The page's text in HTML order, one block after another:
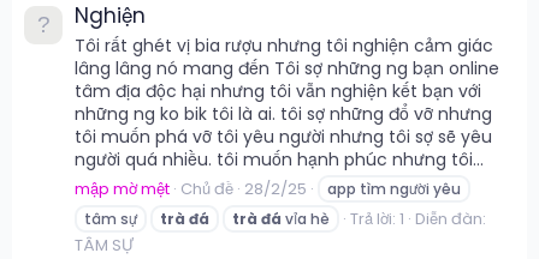
Nghiện
Tôi rất ghét vị bia rượu nhưng tôi nghiện cảm giác
lâng lâng nó mang đến Tôi sợ những ng bạn online
tâm địa độc hại nhưng tôi vẫn nghiện kết bạn với
những ng ko bik tôi là ai. tôi sợ những đổ vỡ nhưng
tôi muốn phá vỡ tôi yêu người nhưng tôi sợ sẽ yêu
người quá nhiều. tôi muốn hạnh phúc nhưng tôi...
mập mờ mệt Chủ đề 28/2/25
app tìm người yêu
tâm sự
trà đá trà đá vỉa hè Trả lời: 1 Diễn đàn:
TÂM SỰ